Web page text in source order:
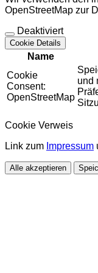
OpenStreetMap zur
Deaktiviert
Cookie Details
Name
Cookie
Consent:
OpenStreetMap
und
Cookie Verweis
Link zum Impressum
Alle akzeptieren